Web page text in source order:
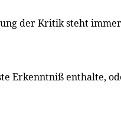
der Kritik steht
Erkenntniß enthalte,